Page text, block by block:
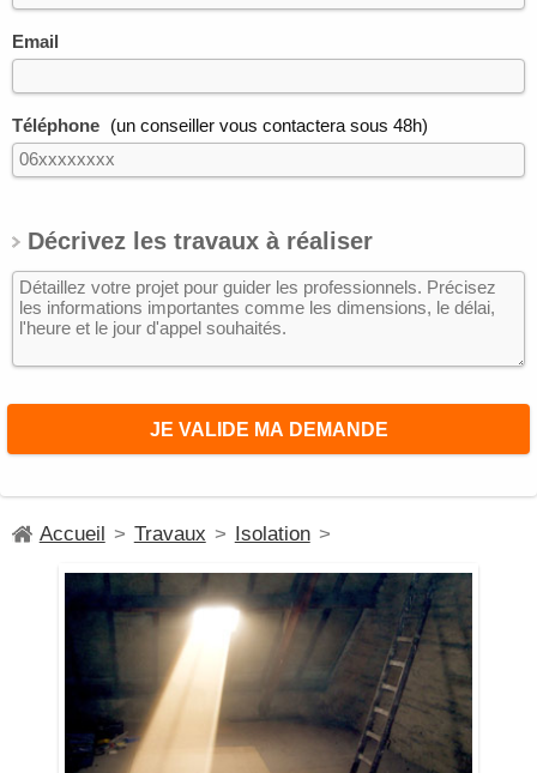
Email
Téléphone (un conseiller vous contactera sous 48h)
Décrivez les travaux à réaliser
Accueil > Travaux > Isolation >